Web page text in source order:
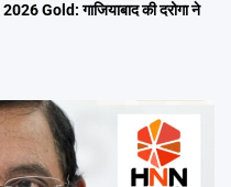
Gold: गाजियाबाद की दरोगा ने